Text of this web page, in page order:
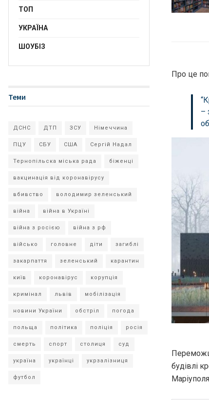
Про це
–
будівлі
ТОП
УКРАЇНА
ШОУБІЗ
Теми
ДСНС ДТП ЗСУ Німеччина
ПЦУ СБУ США Сергій Надал
Тернопільска міська рада біженці
вакцинація від коронавірусу
вбивство володимир зеленський
війна війна в Україні
війна з росією війна з рф
військо головне діти загиблі
закарпаття зеленський карантин
київ коронавірус корупція
кримінал львів мобілізація
новини України обстріл погода
польща політика поліція росія
смерть спорт столиця суд
україна українці укрзалізниця
футбол